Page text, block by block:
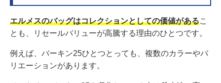
エルメスのバッグはコレクションとしての価値があるこ
とも、リセールバリューが高騰する理由のひとつです。
例えば、バーキン25ひとつとっても、複数のカラーやバ
リエーションがあります。